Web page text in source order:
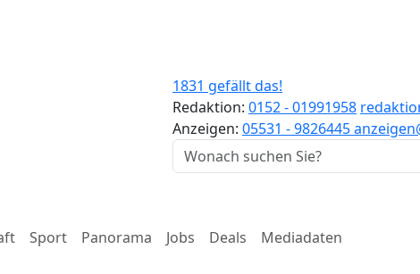
1831 gefällt das!
Redaktion: 0152 - 01991958
Anzeigen: 05531 - 9826445
Sport Panorama Jobs Deals
Mediadaten